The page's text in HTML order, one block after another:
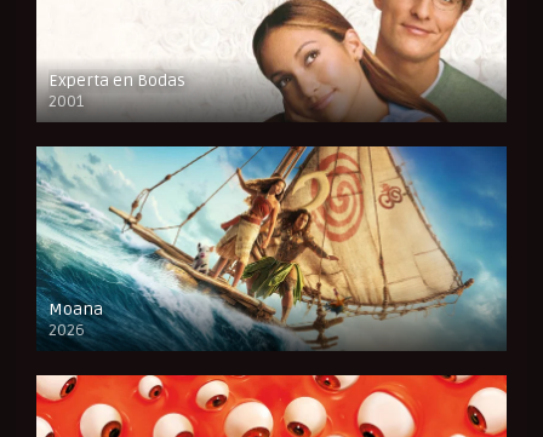
Experta en Bodas
2001
FULL HD
Moana
2026
CAM